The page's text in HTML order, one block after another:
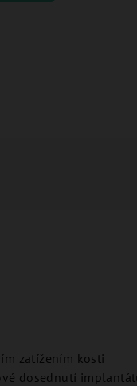
zatížením kosti
dosednutí